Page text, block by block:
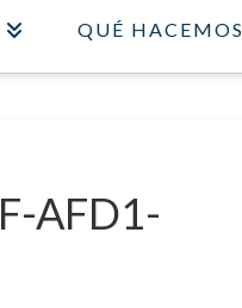
QUÉ HACEMOS
AFD1-